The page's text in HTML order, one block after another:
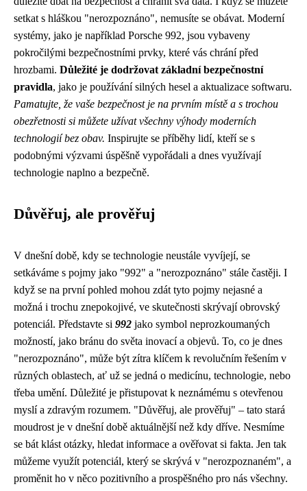
setkat s hláškou "nerozpoznáno", nemusíte se obávat. Moderní
systémy, jako je například Porsche 992, jsou vybaveny
pokročilými bezpečnostními prvky, které vás chrání před
hrozbami. Důležité je dodržovat základní bezpečnostní
pravidla, jako je používání silných hesel a aktualizace softwaru.
Pamatujte, že vaše bezpečnost je na prvním místě a s trochou
obezřetnosti si můžete užívat všechny výhody moderních
technologií bez obav. Inspirujte se příběhy lidí, kteří se s
podobnými výzvami úspěšně vypořádali a dnes využívají
technologie naplno a bezpečně.
Důvěřuj, ale prověřuj
V dnešní době, kdy se technologie neustále vyvíjejí, se
setkáváme s pojmy jako "992" a "nerozpoznáno" stále častěji. I
když se na první pohled mohou zdát tyto pojmy nejasné a
možná i trochu znepokojivé, ve skutečnosti skrývají obrovský
potenciál. Představte si 992 jako symbol neprozkoumaných
možností, jako bránu do světa inovací a objevů. To, co je dnes
"nerozpoznáno", může být zítra klíčem k revolučním řešením v
různých oblastech, ať už se jedná o medicínu, technologie, nebo
třeba umění. Důležité je přistupovat k neznámému s otevřenou
myslí a zdravým rozumem. "Důvěřuj, ale prověřuj" – tato stará
moudrost je v dnešní době aktuálnější než kdy dříve. Nesmíme
se bát klást otázky, hledat informace a ověřovat si fakta. Jen tak
můžeme využít potenciál, který se skrývá v "nerozpoznaném", a
proměnit ho v něco pozitivního a prospěšného pro nás všechny.